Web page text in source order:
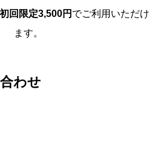
初回限定3,500円 でご利用いただけ
ます。
わせ